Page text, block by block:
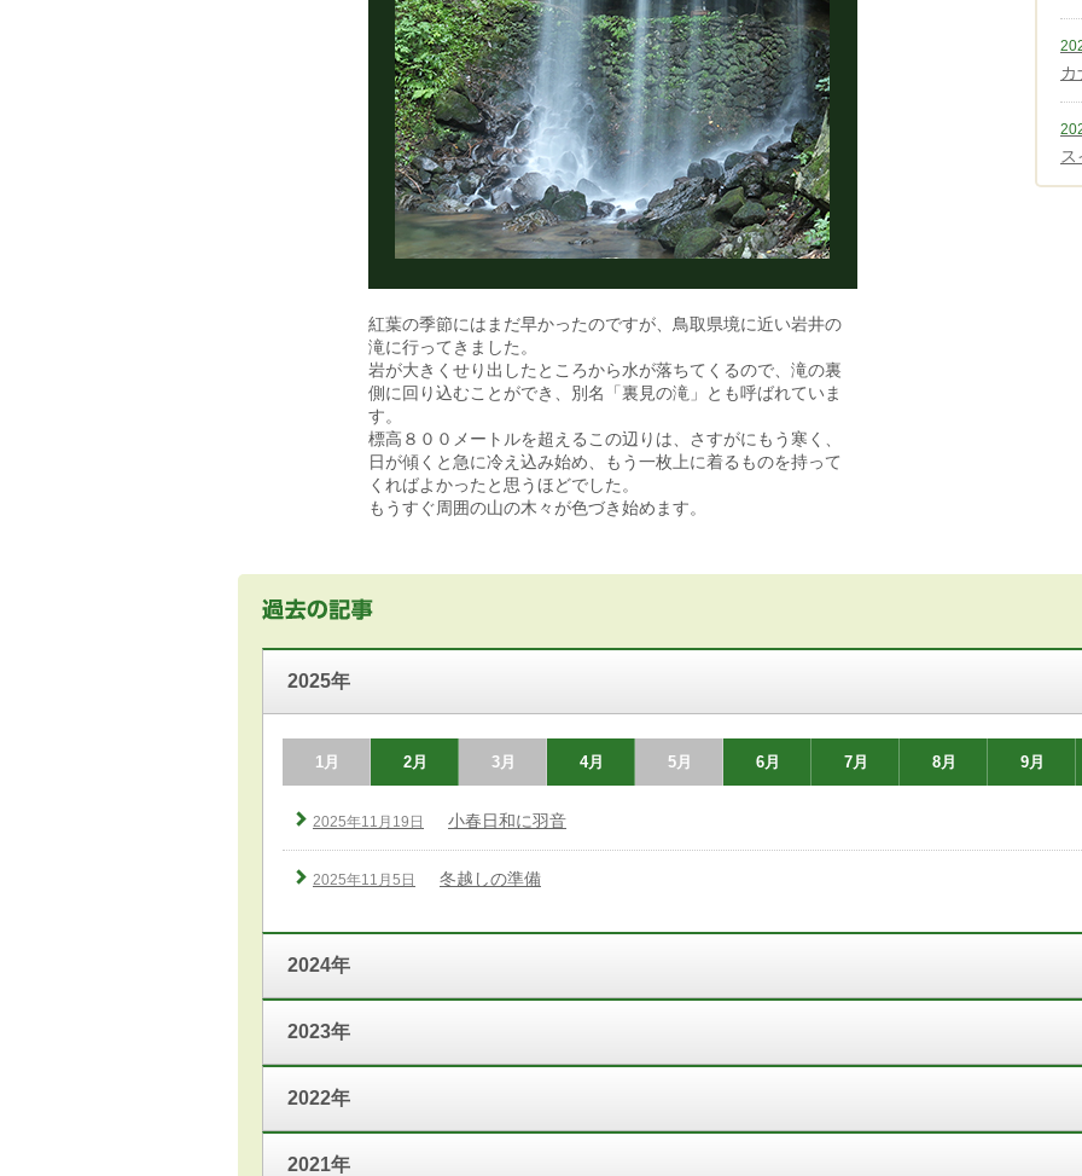
紅葉の季節にはまだ早かったのですが、鳥取県境に近い岩井の
滝に行ってきました。
岩が大きくせり出したところから水が落ちてくるので、滝の裏
側に回り込むことができ、別名「裏見の滝」とも呼ばれていま
す。
標高８００メートルを超えるこの辺りは、さすがにもう寒く、
日が傾くと急に冷え込み始め、もう一枚上に着るものを持って
くればよかったと思うほどでした。
もうすぐ周囲の山の木々が色づき始めます。
カ
2025年
1月 2月 3月 4月 5月 6月 7月 8月 9月
2025年11月19日 小春日和に羽音
2025年11月5日 冬越しの準備
2024年
2023年
2022年
2021年